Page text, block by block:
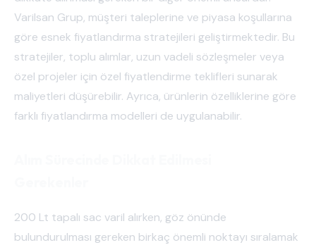
Varilsan Grup, müşteri taleplerine ve piyasa koşullarına
göre esnek fiyatlandırma stratejileri geliştirmektedir. Bu
stratejiler, toplu alımlar, uzun vadeli sözleşmeler veya
özel projeler için özel fiyatlendirme teklifleri sunarak
maliyetleri düşürebilir. Ayrıca, ürünlerin özelliklerine göre
farklı fiyatlandırma modelleri de uygulanabilir.
200 Lt tapalı sac varil alırken, göz önünde
bulundurulması gereken birkaç önemli noktayı sıralamak